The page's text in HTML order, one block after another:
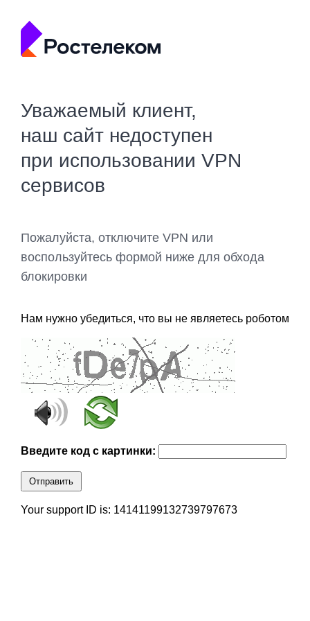
Уважаемый клиент,
наш сайт недоступен
при использовании VPN
сервисов
Пожалуйста, отключите VPN или
воспользуйтесь формой ниже для обхода
блокировки
Нам нужно убедиться, что вы не являетесь роботом
Введите код с картинки:
Отправить
Your support ID is: 14141199132739797673